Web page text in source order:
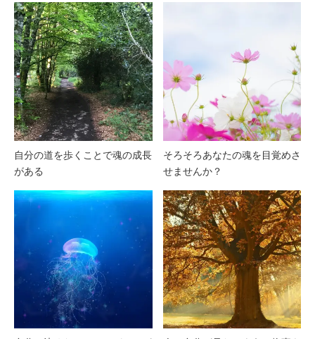
自分の道を歩くことで魂の成長
がある
そろそろあなたの魂を目覚めさ
せませんか？